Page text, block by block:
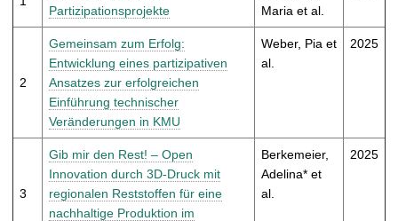
Partizipationsprojekte
Maria et al.
2
Gemeinsam zum Erfolg:
Entwicklung eines partizipativen
Ansatzes zur erfolgreichen
Einführung technischer
Veränderungen in KMU
Weber, Pia et
al.
2025
3
Gib mir den Rest! – Open
Innovation durch 3D-Druck mit
regionalen Reststoffen für eine
nachhaltige Produktion im
Berkemeier,
Adelina* et
al.
2025